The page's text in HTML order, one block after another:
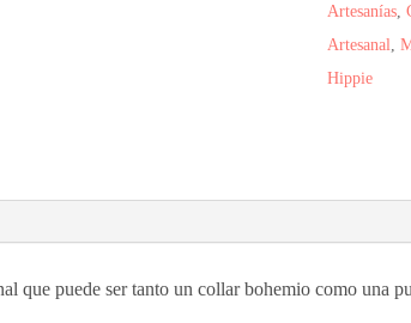
Artesanías,
Artesanal
Hippie
que puede ser tanto un collar bohemio como una